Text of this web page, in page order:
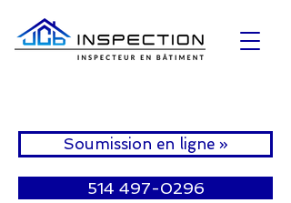
514 497-0296
Soumission en ligne »